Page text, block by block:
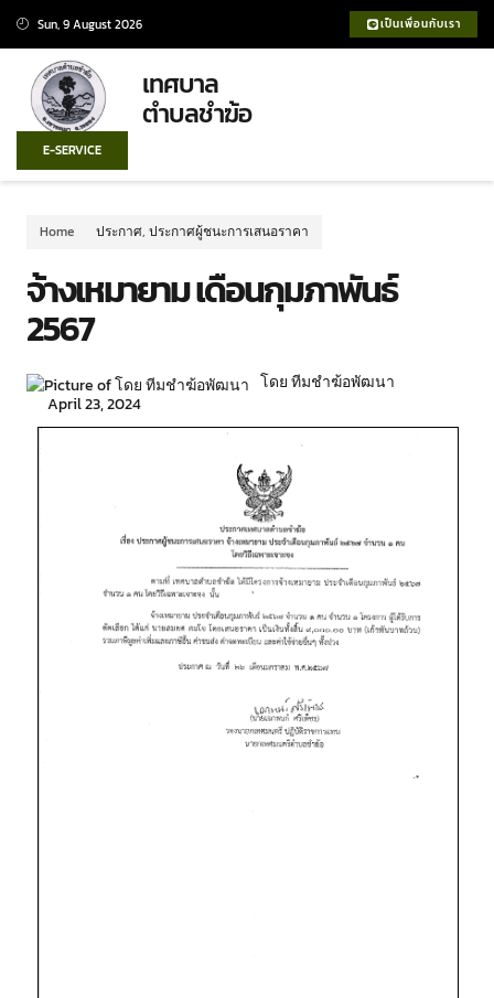
Sun, 9 August 2026 เป็นเพื่อนกับเรา
เทศบาล
ตำบลชำฆ้อ
E-SERVICE
Home ประกาศ, ประกาศผู้ชนะการเสนอราคา
จ้างเหมายาม เดือนกุมภาพันธ์
2567
โดย ทีมชำฆ้อพัฒนา
April 23, 2024